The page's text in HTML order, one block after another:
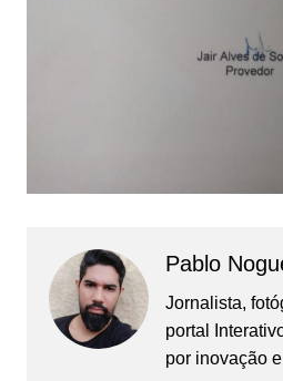
Pablo
Jornalista,
portal
por inovação